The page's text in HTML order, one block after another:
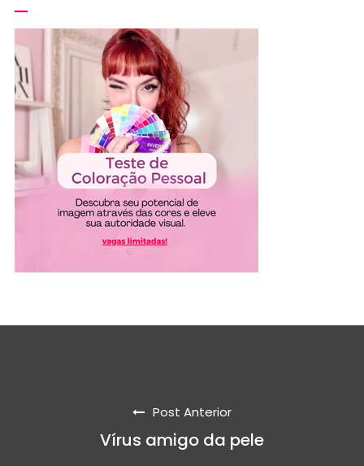
Post Anterior
Vírus amigo da pele